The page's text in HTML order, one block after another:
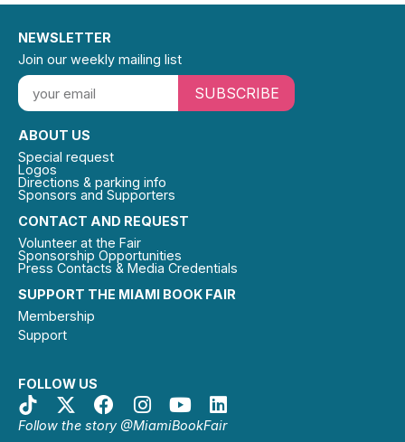
SUPPORT THE MIAMI BOOK FAIR
Membership
Support
FOLLOW US
Follow the story @MiamiBookFair
CONTACT AND REQUEST
Volunteer at the Fair
Sponsorship Opportunities
Press Contacts & Media Credentials
ABOUT US
Special request
Logos
Directions & parking info
Sponsors and Supporters
NEWSLETTER
Join our weekly mailing list
SUBSCRIBE